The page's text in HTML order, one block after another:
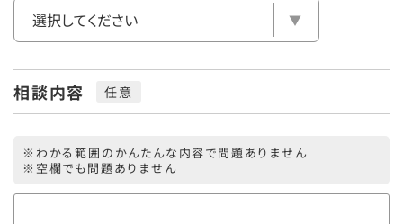
相談内容
※わかる範囲のかんたんな内容で問題ありません
※空欄でも問題ありません